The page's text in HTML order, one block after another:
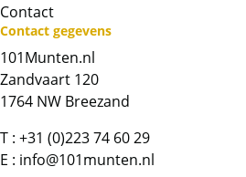
Chat met ons
Bel ons
Contact
Contact gegevens
101Munten.nl
Zandvaart 120
1764 NW Breezand
T : +31 (0)223 74 60 29
E : info@101munten.nl